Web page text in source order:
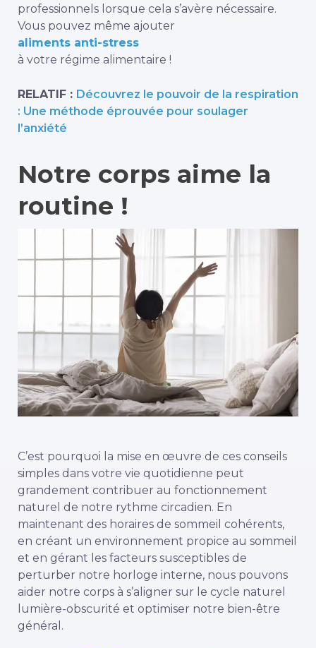
professionnels lorsque cela s’avère nécessaire.
Vous pouvez même ajouter
aliments anti-stress
à votre régime alimentaire !
RELATIF : Découvrez le pouvoir de la respiration
: Une méthode éprouvée pour soulager
l’anxiété
Notre corps aime la
routine !
C’est pourquoi la mise en œuvre de ces conseils
simples dans votre vie quotidienne peut
grandement contribuer au fonctionnement
naturel de notre rythme circadien. En
maintenant des horaires de sommeil cohérents,
en créant un environnement propice au sommeil
et en gérant les facteurs susceptibles de
perturber notre horloge interne, nous pouvons
aider notre corps à s’aligner sur le cycle naturel
lumière-obscurité et optimiser notre bien-être
général.